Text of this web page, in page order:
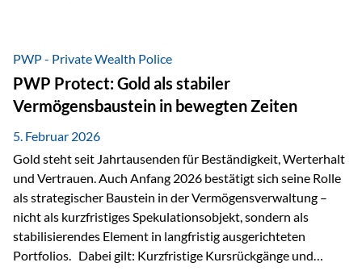
bei größeren Vermögen ist das entscheidend.
PWP - Private Wealth Police
PWP Protect: Gold als stabiler
Vermögensbaustein in bewegten Zeiten
5. Februar 2026
Gold steht seit Jahrtausenden für Beständigkeit, Werterhalt
und Vertrauen. Auch Anfang 2026 bestätigt sich seine Rolle
als strategischer Baustein in der Vermögensverwaltung –
nicht als kurzfristiges Spekulationsobjekt, sondern als
stabilisierendes Element in langfristig ausgerichteten
Portfolios. Dabei gilt: Kurzfristige Kursrückgänge und